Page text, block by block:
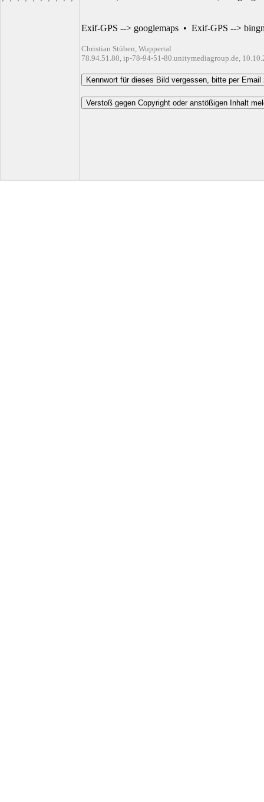
Exif-GPS --> googlemaps • Exif-GPS -->
Christian Stüben, Wuppertal
78.94.51.80, ip-78-94-51-80.unitymediagroup.de,